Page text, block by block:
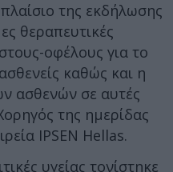
της εκδήλωσης
θεραπευτικές
οφέλους για το
καθώς και η
ασθενών σε αυτές
της ημερίδας
IPSEN Hellas.
υγείας τονίστηκε